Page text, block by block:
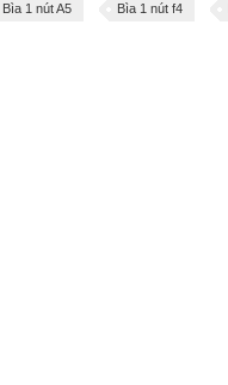
Bìa 1 nút A5 Bìa 1 nút f4